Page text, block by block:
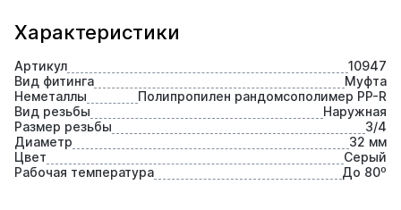
Характеристики
Артикул
10947
Вид фитинга
Муфта
Неметаллы
Полипропилен рандомсополимер PP-R
Вид резьбы
Наружная
Размер резьбы
3/4
Диаметр
32 мм
Цвет
Серый
Рабочая температура
До 80⁰